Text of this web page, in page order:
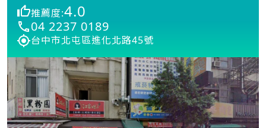
推薦度:4.0
04 2237 0189
台中市北屯區進化北路45號